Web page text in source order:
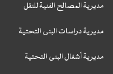
مديرية المصالح الفنية للنقل
مديرية دراسات البنى التحتية
مديرية أشغال البنى التحتية